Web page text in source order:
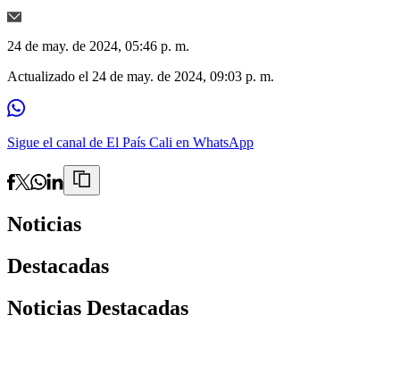
24 de may. de 2024, 05:46 p. m.
Actualizado el 24 de may. de 2024, 09:03 p. m.
Sigue el canal de El País Cali en WhatsApp
Noticias
Destacadas
Noticias Destacadas